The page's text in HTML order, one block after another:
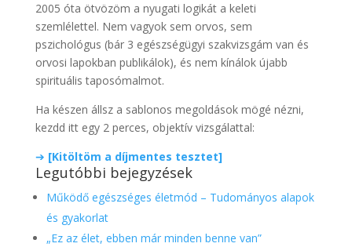
2005 óta ötvözöm a nyugati logikát a keleti
szemlélettel. Nem vagyok sem orvos, sem
pszichológus (bár 3 egészségügyi szakvizsgám van és
orvosi lapokban publikálok), és nem kínálok újabb
spirituális taposómalmot.
Ha készen állsz a sablonos megoldások mögé nézni,
kezdd itt egy 2 perces, objektív vizsgálattal:
➔ [Kitöltöm a díjmentes tesztet]
Legutóbbi bejegyzések
Működő egészséges életmód – Tudományos alapok
és gyakorlat
„Ez az élet, ebben már minden benne van”